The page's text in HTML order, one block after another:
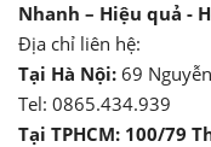
Nhanh – Hiệu quả -
Địa chỉ liên hệ:
Tại Hà Nội: 69
Tel: 0865.434.939
Tại TPHCM: 100/79